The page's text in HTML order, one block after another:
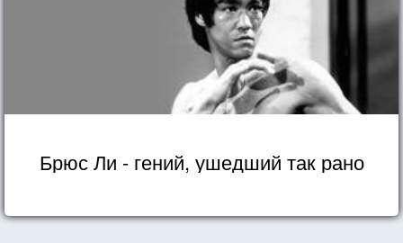
Брюс Ли - гений, ушедший так рано